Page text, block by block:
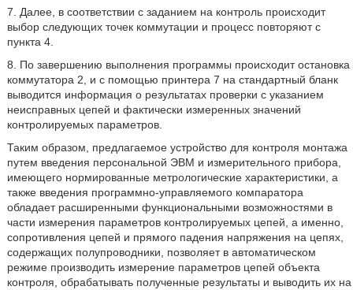
7. Далее, в соответствии с заданием на контроль происходит
выбор следующих точек коммутации и процесс повторяют с
пункта 4.
8. По завершению выполнения программы происходит остановка
коммутатора 2, и с помощью принтера 7 на стандартный бланк
выводится информация о результатах проверки с указанием
неисправных цепей и фактически измеренных значений
контролируемых параметров.
Таким образом, предлагаемое устройство для контроля монтажа
путем введения персональной ЭВМ и измерительного прибора,
имеющего нормированные метрологические характеристики, а
также введения программно-управляемого компаратора
обладает расширенными функциональными возможностями в
части измерения параметров контролируемых цепей, а именно,
сопротивления цепей и прямого падения напряжения на цепях,
содержащих полупроводники, позволяет в автоматическом
режиме производить измерение параметров цепей объекта
контроля, обрабатывать полученные результаты и выводить их на